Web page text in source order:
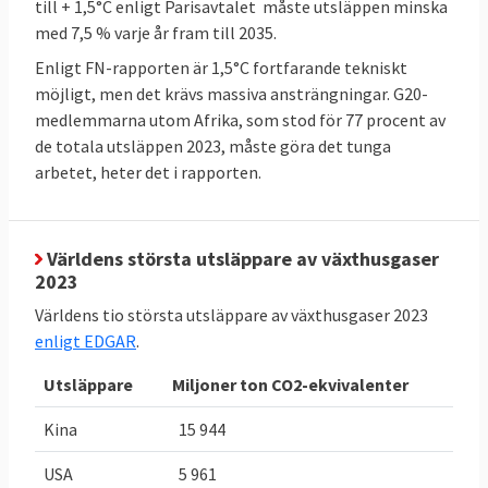
Sverige har bundit sig i EU att minska sina
utsläpp av växthusgaser (ESR) och öka
upptaget av växthusgaser i skog och mark
(LULUCF). Sverige måste halvera sina
utsläpp till 2030 jämfört med 2005. Likaså
måste skog och mark i Sverige lagra
2030 jämfört med ett genomsnitt för åren
2016-2018. Utöver dessa mål finns i Sveriges
fall även olika mål som riksdagen satt upp,
dessa behandlas inte här.
Sveriges
klimat och
energimål i
Sverige
EU-mål 2030
till + 1,5°C enligt Parisavtalet måste utsläppen minska
med 7,5 % varje år fram till 2035.
Enligt FN-rapporten är 1,5°C fortfarande tekniskt
möjligt, men det krävs massiva ansträngningar. G20-
medlemmarna utom Afrika, som stod för 77 procent av
de totala utsläppen 2023, måste göra det tunga
arbetet, heter det i rapporten.
Världens största utsläppare av växthusgaser
2023
Världens tio största utsläppare av växthusgaser 2023
enligt EDGAR.
Utsläppare
Miljoner ton CO2-ekvivalenter
Kina 15 944
USA 5 961